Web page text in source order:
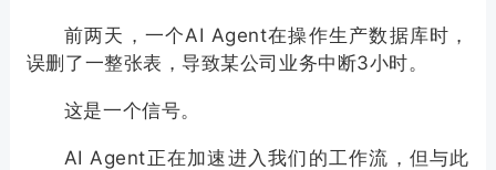
前两天，一个AI Agent在操作生产数据库时，
误删了一整张表，导致某公司业务中断3小时。
这是一个信号。
AI Agent正在加速进入我们的工作流，但与此